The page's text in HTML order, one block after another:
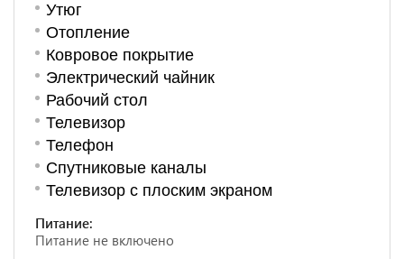
Утюг
Отопление
Ковровое покрытие
Электрический чайник
Рабочий стол
Телевизор
Телефон
Спутниковые каналы
Телевизор с плоским экраном
Питание:
Питание не включено